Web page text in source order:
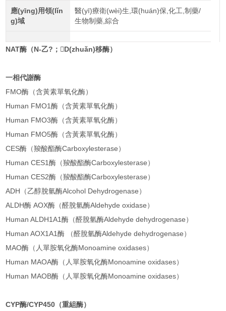
應(yīng)用領(lǐn
g)域
醫(yī)療衛(wèi)生,環(huán)保,化工,制藥/
生物制藥,綜合
NAT酶（N-乙?；D(zhuǎn)移酶）
一相代謝酶
FMO酶（含黃素單氧化酶）
Human FMO1酶（含黃素單氧化酶）
Human FMO3酶（含黃素單氧化酶）
Human FMO5酶（含黃素單氧化酶）
CES酶（羧酸酯酶Carboxylesterase）
Human CES1酶（羧酸酯酶Carboxylesterase）
Human CES2酶（羧酸酯酶Carboxylesterase）
ADH（乙醇脫氫酶Alcohol Dehydrogenase）
ALDH酶 AOX酶（醛脫氫酶Aldehyde oxidase）
Human ALDH1A1酶（醛脫氫酶Aldehyde dehydrogenase）
Human AOX1A1酶 （醛脫氫酶Aldehyde dehydrogenase）
MAO酶（人單胺氧化酶Monoamine oxidases）
Human MAOA酶（人單胺氧化酶Monoamine oxidases）
Human MAOB酶（人單胺氧化酶Monoamine oxidases）
CYP酶/CYP450（重組酶）